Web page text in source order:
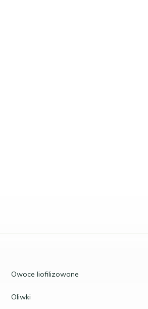
Owoce liofilizowane
Oliwki